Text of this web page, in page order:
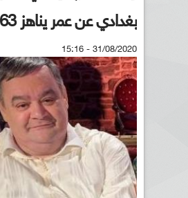
بغدادي عن عمر يناهز 63 سنة
31/08/2020 - 15:16